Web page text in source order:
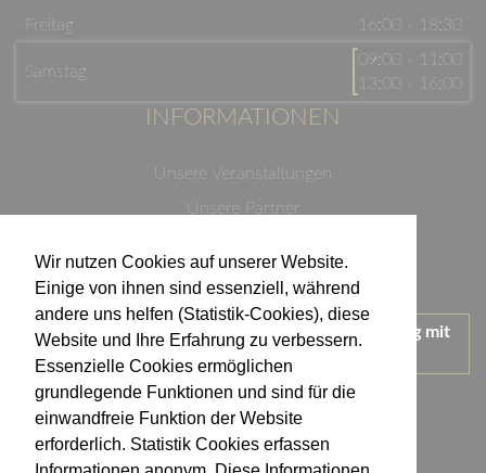
Wir nutzen Cookies auf unserer Website.
Einige von ihnen sind essenziell, während
andere uns helfen (Statistik-Cookies), diese
Website und Ihre Erfahrung zu verbessern.
Essenzielle Cookies ermöglichen
grundlegende Funktionen und sind für die
einwandfreie Funktion der Website
erforderlich. Statistik Cookies erfassen
Freitag
16:00 - 18:30
Samstag
09:00 - 11:00
13:00 - 16:00
INFORMATIONEN
Unsere Veranstaltungen
Unsere Partner
Impressum
Wir treten für einen verantwortungsvollen Umgang mit
Alkohol ein.
KONTAKT
Weingut Kistenmacher & Hengerer